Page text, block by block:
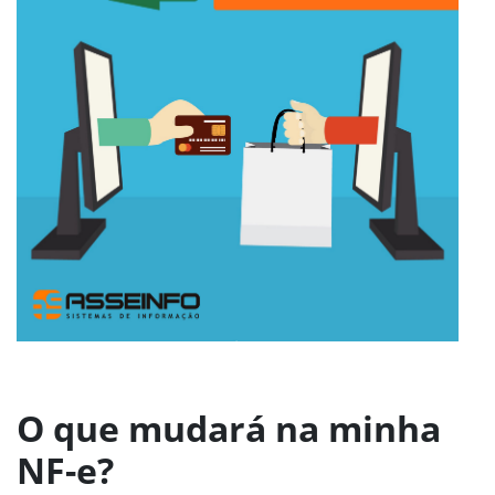
O que mudará na minha
NF-e?